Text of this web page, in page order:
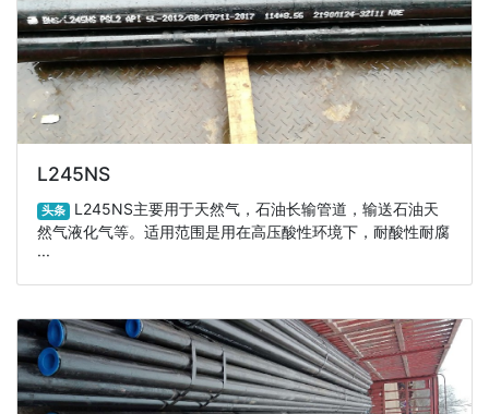
L245NS
头条 L245NS主要用于天然气，石油长输管道，输送石油天
然气液化气等。适用范围是用在高压酸性环境下，耐酸性耐腐
···